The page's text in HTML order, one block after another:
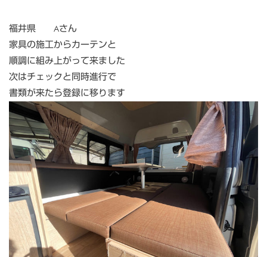
福井県 Aさん
家具の施工からカーテンと
順調に組み上がって来ました
次はチェックと同時進行で
書類が来たら登録に移ります